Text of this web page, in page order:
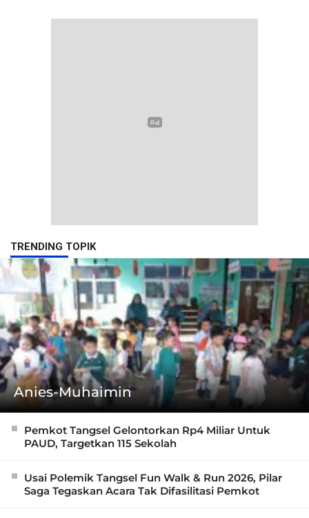
TRENDING TOPIK
Anies-Muhaimin
Pemkot Tangsel Gelontorkan Rp4 Miliar Untuk
PAUD, Targetkan 115 Sekolah
Usai Polemik Tangsel Fun Walk & Run 2026, Pilar
Saga Tegaskan Acara Tak Difasilitasi Pemkot